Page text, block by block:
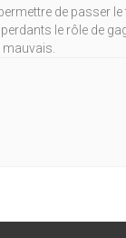
de passer
le rôle de